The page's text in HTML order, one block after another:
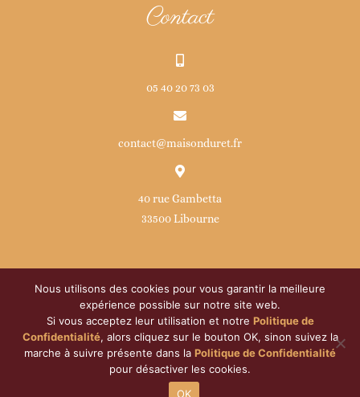
Contact
05 40 20 73 03
contact@maisonduret.fr
40 rue Gambetta
33500 Libourne
© Copyright2026 | Maison Duret | Développé par ATOM
Tous droits réservés |Politique de confidentialité|Mentions
légales|Droits RGPD
Nous utilisons des cookies pour vous garantir la meilleure
expérience possible sur notre site web.
Si vous acceptez leur utilisation et notre Politique de
Confidentialité, alors cliquez sur le bouton OK, sinon suivez la
marche à suivre présente dans la Politique de Confidentialité
pour désactiver les cookies.
OK